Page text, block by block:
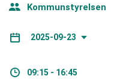
Kommunstyrelsen
2025-09-23
09:15 - 16:45